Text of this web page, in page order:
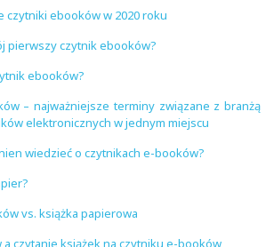
czytniki ebooków w 2020 roku
pierwszy czytnik ebooków?
ebooków?
– najważniejsze terminy związane z branżą
elektronicznych w jednym miejscu
wiedzieć o czytnikach e-booków?
vs. książka papierowa
a czytanie książek na czytniku e-booków